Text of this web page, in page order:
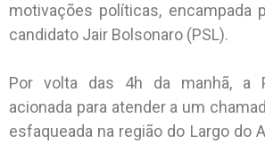
motivações políticas, encampada
candidato Jair Bolsonaro (PSL).
Por volta das 4h da manhã, a
acionada para atender a um
esfaqueada na região do Largo do